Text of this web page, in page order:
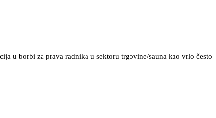
u borbi za prava radnika u sektoru trgovine/sauna kao vrlo često